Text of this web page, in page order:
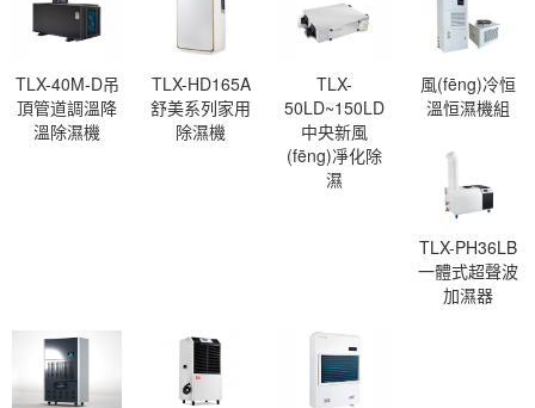
TLX-40M-D吊
頂管道調溫降
溫除濕機
TLX-HD165A
舒美系列家用
除濕機
TLX-
50LD~150LD
中央新風
(fēng)凈化除
濕
風(fēng)冷恒
溫恒濕機組
TLX-PH36LB
一體式超聲波
加濕器